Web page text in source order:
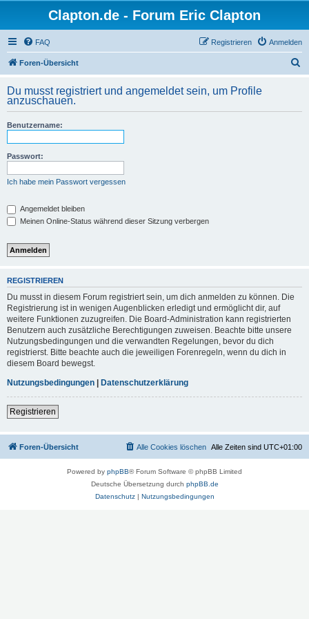
Clapton.de - Forum Eric Clapton
FAQ Anmelden
Registrieren
Foren-Übersicht
h
Du musst registriert und angemeldet sein, um Profile
anzuschauen.
Benutzername:
Passwort:
Ich habe mein Passwort vergessen
Angemeldet bleiben
Meinen Online-Status während dieser Sitzung verbergen
REGISTRIEREN
Du musst in diesem Forum registriert sein, um dich anmelden zu können. Die
Registrierung ist in wenigen Augenblicken erledigt und ermöglicht dir, auf
weitere Funktionen zuzugreifen. Die Board-Administration kann registrierten
Benutzern auch zusätzliche Berechtigungen zuweisen. Beachte bitte unsere
Nutzungsbedingungen und die verwandten Regelungen, bevor du dich
registrierst. Bitte beachte auch die jeweiligen Forenregeln, wenn du dich in
diesem Board bewegst.
Nutzungsbedingungen | Datenschutzerklärung
Registrieren
Foren-Übersicht Alle Zeiten sind UTC+01:00
Alle Cookies löschen
Powered by phpBB® Forum Software © phpBB Limited
Deutsche Übersetzung durch phpBB.de
Datenschutz| Nutzungsbedingungen